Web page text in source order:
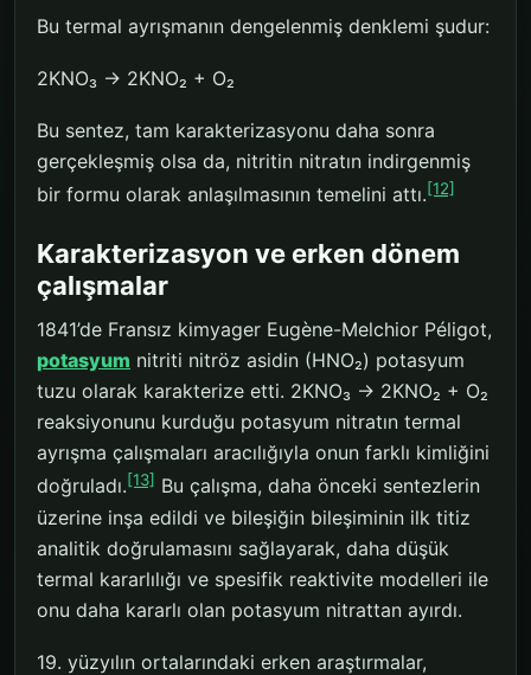
Bu termal ayrışmanın dengelenmiş denklemi şudur:
2KNO₃ → 2KNO₂ + O₂
Bu sentez, tam karakterizasyonu daha sonra
gerçekleşmiş olsa da, nitritin nitratın indirgenmiş
bir formu olarak anlaşılmasının temelini attı.[12]
Karakterizasyon ve erken dönem
çalışmalar
1841’de Fransız kimyager Eugène-Melchior Péligot,
potasyum nitriti nitröz asidin (HNO₂) potasyum
tuzu olarak karakterize etti. 2KNO₃ → 2KNO₂ + O₂
reaksiyonunu kurduğu potasyum nitratın termal
ayrışma çalışmaları aracılığıyla onun farklı kimliğini
doğruladı.[13] Bu çalışma, daha önceki sentezlerin
üzerine inşa edildi ve bileşiğin bileşiminin ilk titiz
analitik doğrulamasını sağlayarak, daha düşük
termal kararlılığı ve spesifik reaktivite modelleri ile
onu daha kararlı olan potasyum nitrattan ayırdı.
19. yüzyılın ortalarındaki erken araştırmalar,